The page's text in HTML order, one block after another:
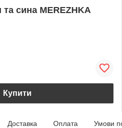
сина MEREZHKA
Купити
Доставка Оплата Умови